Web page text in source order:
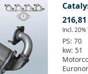
Incl. 20%
PS:70
kw: 51